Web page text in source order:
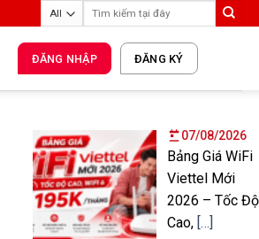
ĐĂNG NHẬP ĐĂNG KÝ
07/08/2026
Bảng Giá WiFi
Viettel Mới
2026 – Tốc Độ
Cao, […]